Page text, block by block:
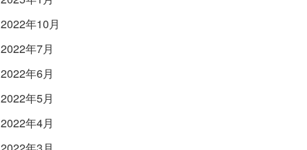
2022年10月
2022年7月
2022年6月
2022年5月
2022年4月